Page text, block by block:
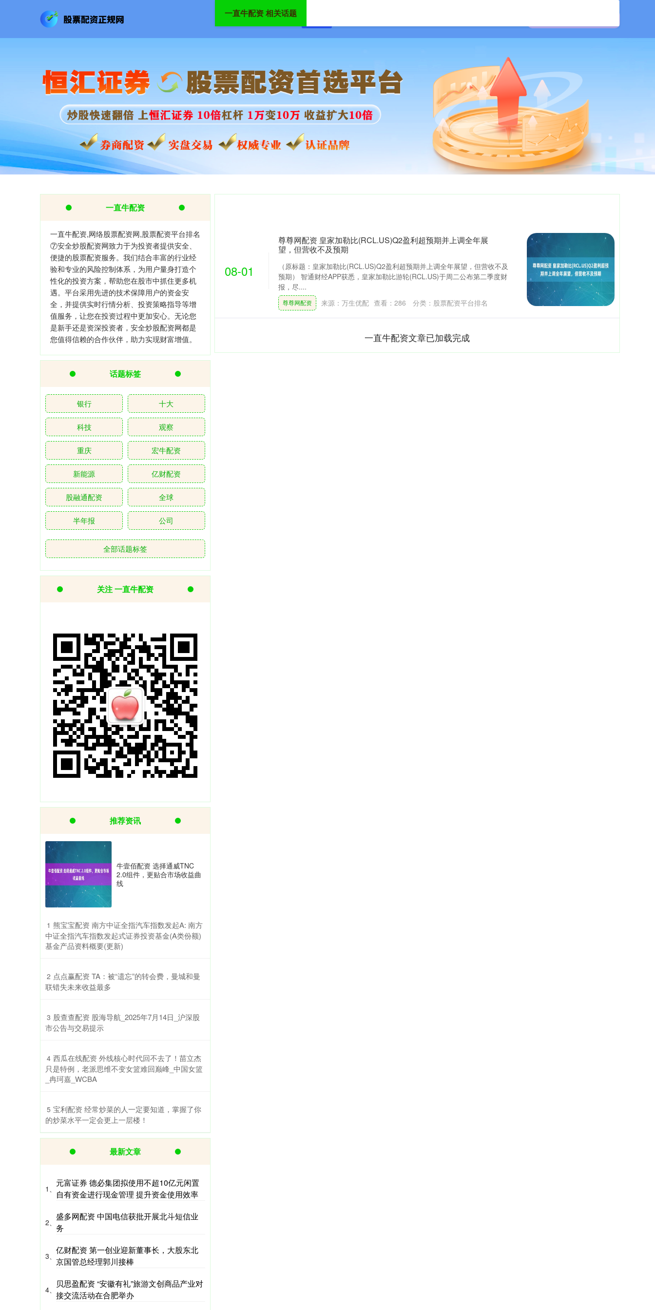
一直牛配资 相关话题
08-01
尊尊网配资 皇家加勒比(RCL.US)Q2盈利超预期并上调全年展
望，但营收不及预期
（原标题：皇家加勒比(RCL.US)Q2盈利超预期并上调全年展望，但营收不及
预期） 智通财经APP获悉，皇家加勒比游轮(RCL.US)于周二公布第二季度财
报，尽....
尊尊网配资 来源：万生优配 查看： 286 分类： 股票配资平台排名
一直牛配资文章已加载完成
一直牛配资
一直牛配资,网络股票配资网,股票配资平台排名
⑦安全炒股配资网致力于为投资者提供安全、
便捷的股票配资服务。我们结合丰富的行业经
验和专业的风险控制体系，为用户量身打造个
性化的投资方案，帮助您在股市中抓住更多机
遇。平台采用先进的技术保障用户的资金安
全，并提供实时行情分析、投资策略指导等增
值服务，让您在投资过程中更加安心。无论您
是新手还是资深投资者，安全炒股配资网都是
您值得信赖的合作伙伴，助力实现财富增值。
话题标签
银行 十大
科技 观察
重庆 宏牛配资
新能源 亿财配资
股融通配资 全球
半年报 公司
全部话题标签
关注 一直牛配资
推荐资讯
牛壹佰配资 选择通威TNC
2.0组件，更贴合市场收益曲
线
1 ​熊宝宝配资 南方中证全指汽车指数发起A: 南方
中证全指汽车指数发起式证券投资基金(A类份额)
基金产品资料概要(更新)
2 ​点点赢配资 TA：被“遗忘”的转会费，曼城和曼
联错失未来收益最多
3 ​股查查配资 股海导航_2025年7月14日_沪深股
市公告与交易提示
4 ​西瓜在线配资 外线核心时代回不去了！苗立杰
只是特例，老派思维不变女篮难回巅峰_中国女篮
_冉珂嘉_WCBA
5 ​宝利配资 经常炒菜的人一定要知道，掌握了你
的炒菜水平一定会更上一层楼！
最新文章
1、
元富证券 德必集团拟使用不超10亿元闲置
自有资金进行现金管理 提升资金使用效率
2、
盛多网配资 中国电信获批开展北斗短信业
务
3、
亿财配资 第一创业迎新董事长，大股东北
京国管总经理郭川接棒
4、
贝思盈配资 “安徽有礼”旅游文创商品产业对
接交流活动在合肥举办